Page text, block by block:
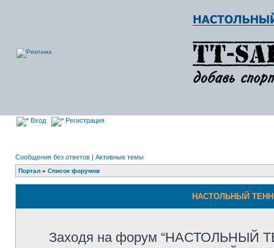
Вход Регистрация
Сообщения без ответов | Активные темы
Портал » Список форумов
НАСТОЛЬНЫЙ
Заходя на форум “НАСТОЛЬНЫЙ